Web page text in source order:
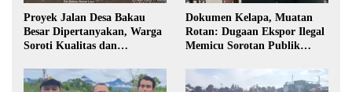
Proyek Jalan Desa Bakau
Besar Dipertanyakan, Warga
Soroti Kualitas dan
Pembangunan
Dokumen Kelapa, Muatan
Rotan: Dugaan Ekspor Ilegal
Memicu Sorotan Publik